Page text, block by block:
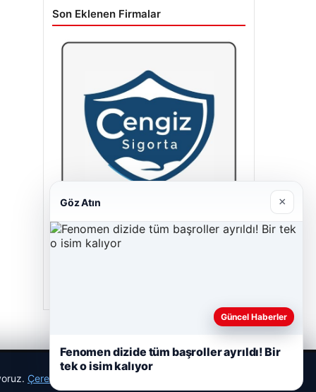
Son Eklenen Firmalar
Cengiz Sigorta
Çerez Politikamız
Göz Atın ×
Güncel Haberler
Fenomen dizide tüm başroller ayrıldı! Bir
tek o isim kalıyor